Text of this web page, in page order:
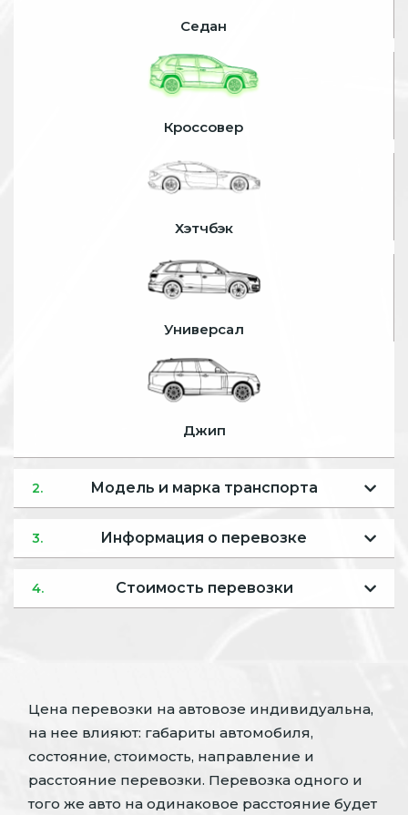
Седан
Кроссовер
Хэтчбэк
Универсал
Джип
2. Модель и марка транспорта
3. Информация о перевозке
4. Стоимость перевозки
Цена перевозки на автовозе индивидуальна,
на нее влияют: габариты автомобиля,
состояние, стоимость, направление и
расстояние перевозки. Перевозка одного и
того же авто на одинаковое расстояние будет